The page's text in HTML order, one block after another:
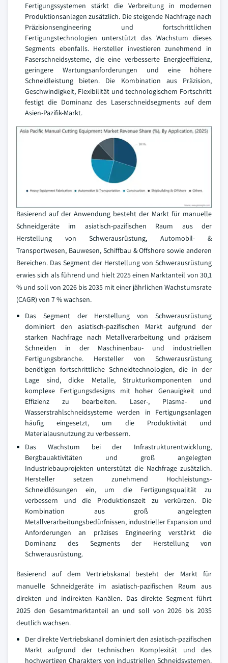
Fertigungssystemen stärkt die Verbreitung in modernen
Produktionsanlagen zusätzlich. Die steigende Nachfrage nach
Präzisionsengineering und fortschrittlichen
Fertigungstechnologien unterstützt das Wachstum dieses
Segments ebenfalls. Hersteller investieren zunehmend in
Faserschneidsysteme, die eine verbesserte Energieeffizienz,
geringere Wartungsanforderungen und eine höhere
Schneidleistung bieten. Die Kombination aus Präzision,
Geschwindigkeit, Flexibilität und technologischem Fortschritt
festigt die Dominanz des Laserschneidsegments auf dem
Asien-Pazifik-Markt.
Basierend auf der Anwendung besteht der Markt für manuelle
Schneidgeräte im asiatisch-pazifischen Raum aus der
Herstellung von Schwerausrüstung, Automobil- &
Transportwesen, Bauwesen, Schiffbau & Offshore sowie anderen
Bereichen. Das Segment der Herstellung von Schwerausrüstung
erwies sich als führend und hielt 2025 einen Marktanteil von 30,1
% und soll von 2026 bis 2035 mit einer jährlichen Wachstumsrate
(CAGR) von 7 % wachsen.
Das Segment der Herstellung von Schwerausrüstung
dominiert den asiatisch-pazifischen Markt aufgrund der
starken Nachfrage nach Metallverarbeitung und präzisem
Schneiden in der Maschinenbau- und industriellen
Fertigungsbranche. Hersteller von Schwerausrüstung
benötigen fortschrittliche Schneidtechnologien, die in der
Lage sind, dicke Metalle, Strukturkomponenten und
komplexe Fertigungsdesigns mit hoher Genauigkeit und
Effizienz zu bearbeiten. Laser-, Plasma- und
Wasserstrahlschneidsysteme werden in Fertigungsanlagen
häufig eingesetzt, um die Produktivität und
Materialausnutzung zu verbessern.
Das Wachstum bei der Infrastrukturentwicklung,
Bergbauaktivitäten und groß angelegten
Industriebauprojekten unterstützt die Nachfrage zusätzlich.
Hersteller setzen zunehmend Hochleistungs-
Schneidlösungen ein, um die Fertigungsqualität zu
verbessern und die Produktionszeit zu verkürzen. Die
Kombination aus groß angelegten
Metallverarbeitungsbedürfnissen, industrieller Expansion und
Anforderungen an präzises Engineering verstärkt die
Dominanz des Segments der Herstellung von
Schwerausrüstung.
Basierend auf dem Vertriebskanal besteht der Markt für
manuelle Schneidgeräte im asiatisch-pazifischen Raum aus
direkten und indirekten Kanälen. Das direkte Segment führt
2025 den Gesamtmarktanteil an und soll von 2026 bis 2035
deutlich wachsen.
Der direkte Vertriebskanal dominiert den asiatisch-pazifischen
Markt aufgrund der technischen Komplexität und des
hochwertigen Charakters von industriellen Schneidsystemen.